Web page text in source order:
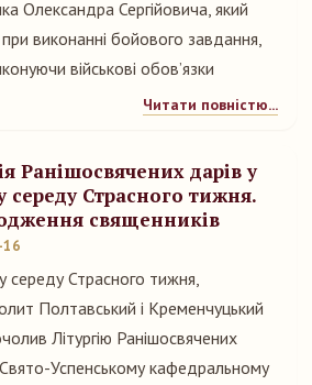
Олександра Сергійовича, який
при виконанні бойового завдання,
військові обов’язки
Читати повністю...
Ранішосвячених дарів у
середу Страсного тижня.
священників
16
середу Страсного тижня,
Полтавський і Кременчуцький
Літургію Ранішосвячених
Успенському кафедральному